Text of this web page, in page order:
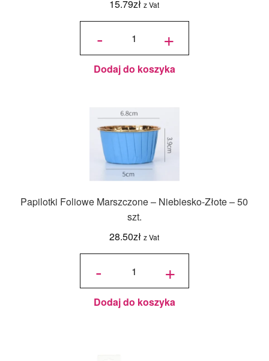
15.79zł z Vat
-
ilość Mini
Pomarańczowe,
Różowe,
Zielone i Żółte -
200 szt. +
Dodaj do koszyka
Papilotki Foliowe Marszczone – Niebiesko-Złote – 50
szt.
28.50zł z Vat
-
ilość
Marszczone
- Niebiesko-
Złote - 50
szt. +
Dodaj do koszyka